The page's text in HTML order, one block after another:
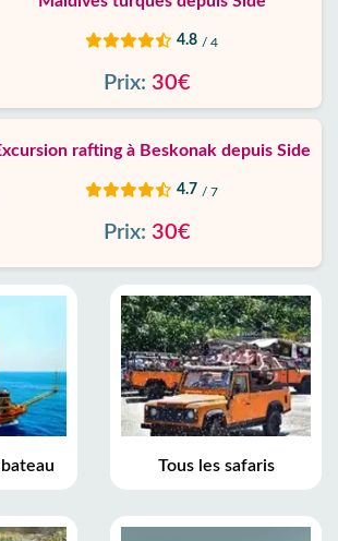
4.8 / 4
Prix: 30€
rafting à Beskonak depuis Side
4.7 / 7
Prix: 30€
Tous les safaris